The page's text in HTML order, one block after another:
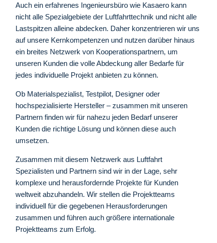
Auch ein erfahrenes Ingenieursbüro wie Kasaero kann
nicht alle Spezialgebiete der Luftfahrttechnik und nicht alle
Lastspitzen alleine abdecken. Daher konzentrieren wir uns
auf unsere Kernkompetenzen und nutzen darüber hinaus
ein breites Netzwerk von Kooperationspartnern, um
unseren Kunden die volle Abdeckung aller Bedarfe für
jedes individuelle Projekt anbieten zu können.
Ob Materialspezialist, Testpilot, Designer oder
hochspezialisierte Hersteller – zusammen mit unseren
Partnern finden wir für nahezu jeden Bedarf unserer
Kunden die richtige Lösung und können diese auch
umsetzen.
Zusammen mit diesem Netzwerk aus Luftfahrt
Spezialisten und Partnern sind wir in der Lage, sehr
komplexe und herausfordernde Projekte für Kunden
weltweit abzuhandeln. Wir stellen die Projektteams
individuell für die gegebenen Herausforderungen
zusammen und führen auch größere internationale
Projektteams zum Erfolg.